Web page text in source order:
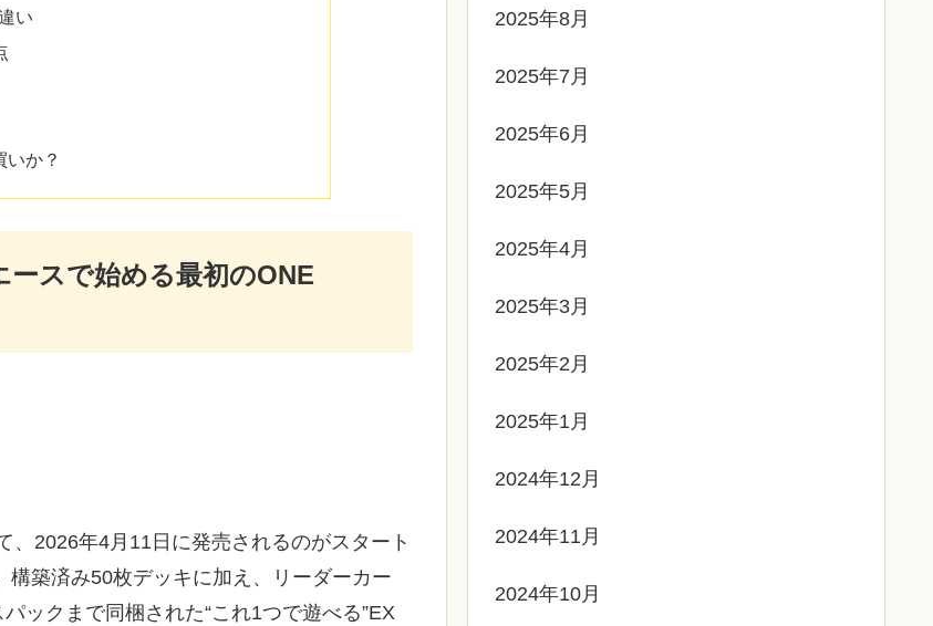
い
か？
スで始める最初のONE
2026年4月11日に発売されるのがスタート
築済み50枚デッキに加え、リーダーカー
ックまで同梱された“これ1つで遊べる”EX
2025年8月
2025年7月
2025年6月
2025年5月
2025年4月
2025年3月
2025年2月
2025年1月
2024年12月
2024年11月
2024年10月